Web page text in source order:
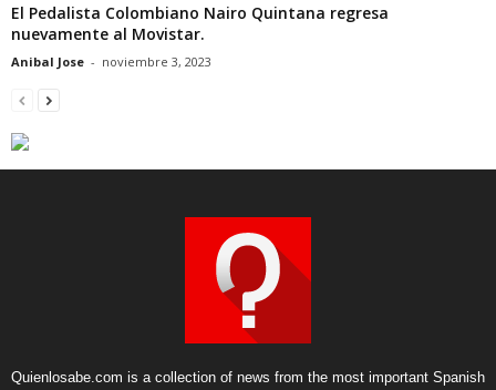
El Pedalista Colombiano Nairo Quintana regresa
nuevamente al Movistar.
Anibal Jose - noviembre 3, 2023
Quienlosabe.com is a collection of news from the most important Spanish